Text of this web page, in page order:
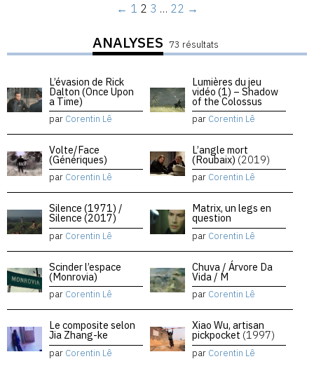
← 1 2 3 … 22 →
ANALYSES 73 résultats
L’évasion de Rick
Dalton (Once Upon
a Time)
par Corentin Lê
Lumières du jeu
vidéo (1) – Shadow
of the Colossus
par Corentin Lê
Volte/Face
(Génériques)
par Corentin Lê
L’angle mort
(Roubaix) (2019)
par Corentin Lê
Silence (1971) /
Silence (2017)
par Corentin Lê
Matrix, un legs en
question
par Corentin Lê
Scinder l’espace
(Monrovia)
par Corentin Lê
Chuva / Árvore Da
Vida / M
par Corentin Lê
Le composite selon
Jia Zhang-ke
par Corentin Lê
Xiao Wu, artisan
pickpocket (1997)
par Corentin Lê